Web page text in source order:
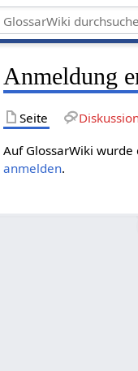
Anmeldung
Seite
Auf GlossarWiki
anmelden.